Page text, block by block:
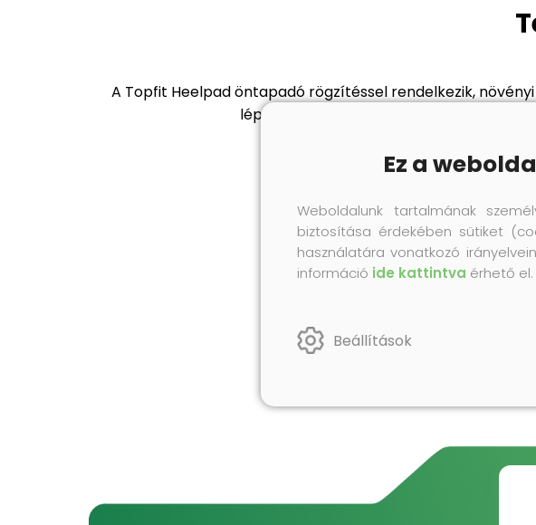
A Topfit Heelpad öntapadó rögzítéssel rendelkezik,
lépéscsillapítás révén maximálisan
Ez a
Weboldalunk tartalmának
biztosítása érdekében sütiket
használatára vonatkozó
információ ide kattintva érhető el.
Beállítások